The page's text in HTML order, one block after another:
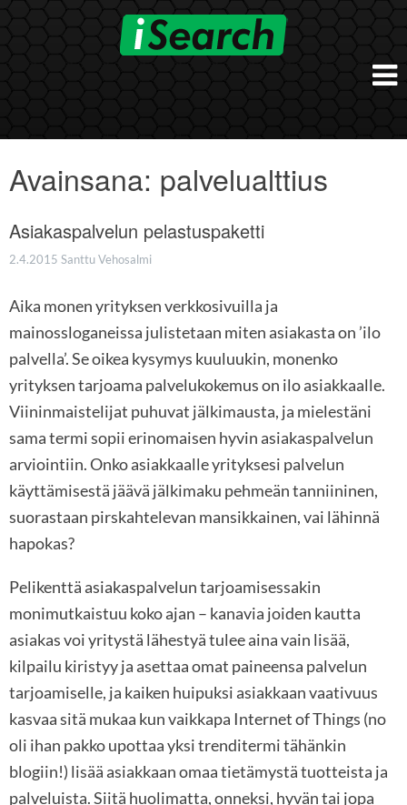
Skip
iSearch Direct
Hogan arviointimenetelmät
Konsultointi
iSearch HR ja HRD kumppanuuspalvelut
iSearch Boost
iSearch
In Brief
Avainsana: palvelualttius
Asiakaspalvelun pelastuspaketti
2.4.2015 Santtu Vehosalmi
Aika monen yrityksen verkkosivuilla ja
mainossloganeissa julistetaan miten asiakasta on ’ilo
palvella’. Se oikea kysymys kuuluukin, monenko
yrityksen tarjoama palvelukokemus on ilo asiakkaalle.
Viininmaistelijat puhuvat jälkimausta, ja mielestäni
sama termi sopii erinomaisen hyvin asiakaspalvelun
arviointiin. Onko asiakkaalle yrityksesi palvelun
käyttämisestä jäävä jälkimaku pehmeän tanniininen,
suorastaan pirskahtelevan mansikkainen, vai lähinnä
hapokas?
Pelikenttä asiakaspalvelun tarjoamisessakin
monimutkaistuu koko ajan – kanavia joiden kautta
asiakas voi yritystä lähestyä tulee aina vain lisää,
kilpailu kiristyy ja asettaa omat paineensa palvelun
tarjoamiselle, ja kaiken huipuksi asiakkaan vaativuus
kasvaa sitä mukaa kun vaikkapa Internet of Things (no
oli ihan pakko upottaa yksi trenditermi tähänkin
blogiin!) lisää asiakkaan omaa tietämystä tuotteista ja
palveluista. Siitä huolimatta, onneksi, hyvän tai jopa